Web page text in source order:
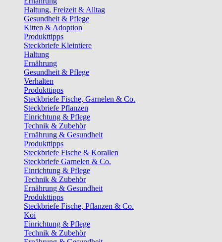
Haltung, Freizeit & Alltag
Gesundheit & Pflege
Kitten & Adoption
Produkttipps
Steckbriefe Kleintiere
Haltung
Ernährung
Gesundheit & Pflege
Verhalten
Produkttipps
Steckbriefe Fische, Garnelen & Co.
Steckbriefe Pflanzen
Einrichtung & Pflege
Technik & Zubehör
Ernährung & Gesundheit
Produkttipps
Steckbriefe Fische & Korallen
Steckbriefe Garnelen & Co.
Einrichtung & Pflege
Technik & Zubehör
Ernährung & Gesundheit
Produkttipps
Steckbriefe Fische, Pflanzen & Co.
Koi
Einrichtung & Pflege
Technik & Zubehör